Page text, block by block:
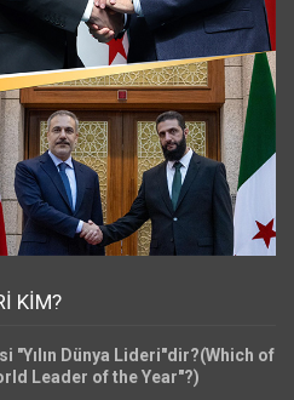
KIM?
"Yılın Dünya Lideri"dir?(Which of
Leader of the Year"?)